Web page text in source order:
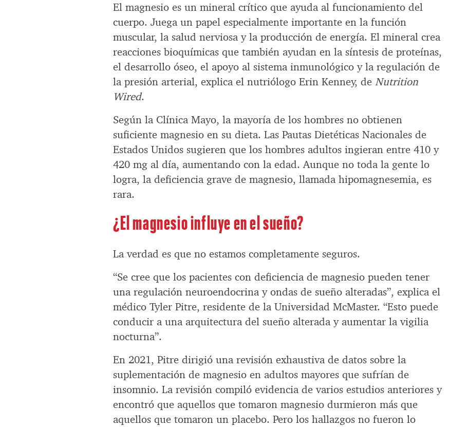
El magnesio es un mineral crítico que ayuda al funcionamiento del
cuerpo. Juega un papel especialmente importante en la función
muscular, la salud nerviosa y la producción de energía. El mineral crea
reacciones bioquímicas que también ayudan en la síntesis de proteínas,
el desarrollo óseo, el apoyo al sistema inmunológico y la regulación de
la presión arterial, explica el nutriólogo Erin Kenney, deNutrition
Wired.
Según la Clínica Mayo, la mayoría de los hombres no obtienen
suficiente magnesio en su dieta. Las Pautas Dietéticas Nacionales de
Estados Unidos sugieren que los hombres adultos ingieran entre 410 y
420 mg al día, aumentando con la edad. Aunque no toda la gente lo
logra, la deficiencia grave de magnesio, llamada hipomagnesemia, es
rara.
¿El magnesio influye en el sueño?
La verdad es que no estamos completamente seguros.
“Se cree que los pacientes con deficiencia de magnesio pueden tener
una regulación neuroendocrina y ondas de sueño alteradas”, explica el
médico Tyler Pitre, residente de la Universidad McMaster. “Esto puede
conducir a una arquitectura del sueño alterada y aumentar la vigilia
nocturna”.
En 2021, Pitre dirigió una revisión exhaustiva de datos sobre la
suplementación de magnesio en adultos mayores que sufrían de
insomnio. La revisión compiló evidencia de varios estudios anteriores y
encontró que aquellos que tomaron magnesio durmieron más que
aquellos que tomaron un placebo. Pero los hallazgos no fueron lo